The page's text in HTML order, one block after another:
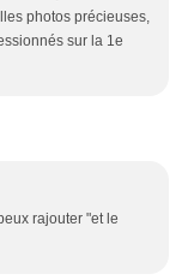
photos précieuses,
sur la 1e
rajouter "et le